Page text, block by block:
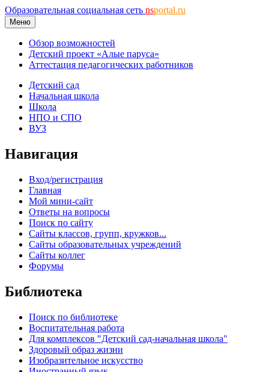
Образовательная социальная сеть nsportal.ru
Меню
Обзор возможностей
Детский проект «Алые паруса»
Аттестация педагогических работников
Детский сад
Начальная школа
Школа
НПО и СПО
ВУЗ
Навигация
Вход/регистрация
Главная
Мой мини-сайт
Ответы на вопросы
Поиск по сайту
Сайты классов, групп, кружков...
Сайты образовательных учреждений
Сайты коллег
Форумы
Библиотека
Поиск по библиотеке
Воспитательная работа
Для комплексов "Детский сад-начальная школа"
Здоровый образ жизни
Изобразительное искусство